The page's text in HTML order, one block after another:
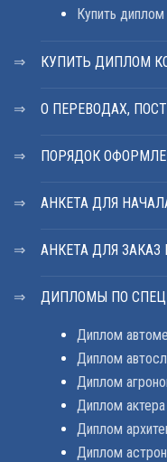
Купить
КУПИТЬ ДИПЛОМ
О ПЕРЕВОДАХ,
ПОРЯДОК
АНКЕТА ДЛЯ
АНКЕТА ДЛЯ ЗАКАЗ
ДИПЛОМЫ ПО
Диплом
Диплом
Диплом
Диплом актера
Диплом
Диплом